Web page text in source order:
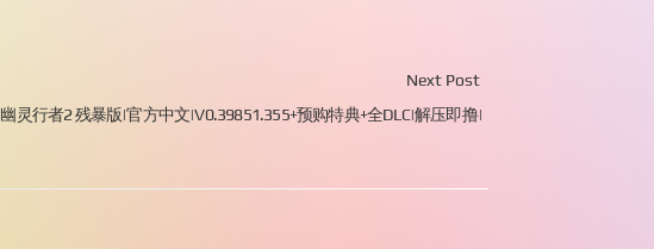
Next Post
幽灵行者2 残暴版|官方中文|V0.39851.355+预购特典+全DLC|解压即撸|